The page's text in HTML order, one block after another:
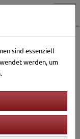
Sortierung wählen
sind essenziell
werden, um